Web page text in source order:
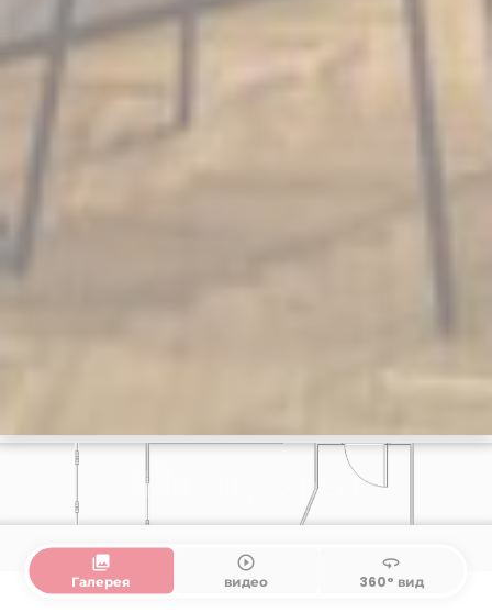
collections
Галерея
play_circle_outline
видео
360
360° вид